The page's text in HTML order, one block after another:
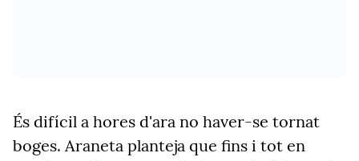
És difícil a hores d'ara no haver-se tornat
boges. Araneta planteja que fins i tot en